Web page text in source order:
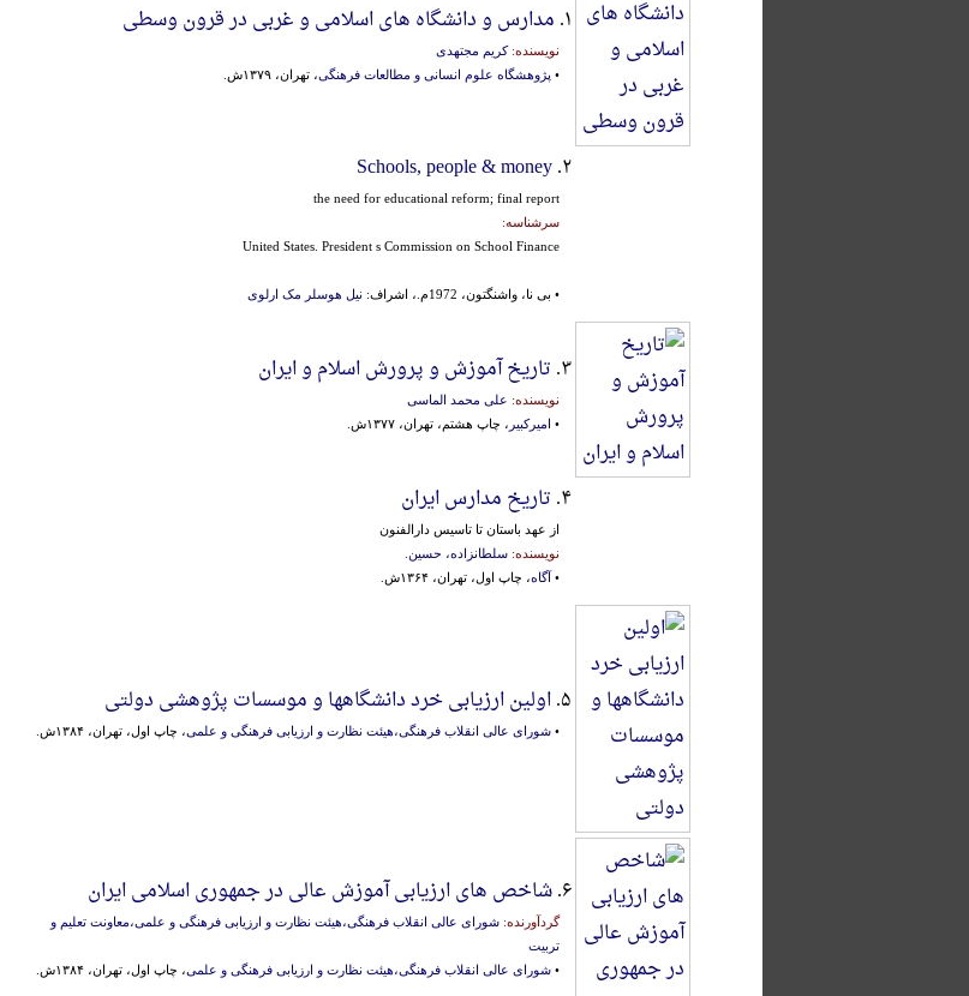
۱. مدارس و دانشگاه های اسلامی و غربی در قرون وسطی
نویسنده:کریم مجتهدی
• پژوهشگاه علوم انسانی و مطالعات فرهنگی، تهران، ۱۳۷۹ش.
۲. Schools, people & money
the need for educational reform; final report
سرشناسه:
United States. President s Commission on School Finance
• بی نا، واشنگتون، 1972م.، اشراف: نیل هوسلر مک ارلوی
۳. تاریخ آموزش و پرورش اسلام و ایران
نویسنده: علی محمد الماسی
• امیرکبیر ، چاپ هشتم، تهران، ۱۳۷۷ش.
۴. تاریخ مدارس ایران
از عهد باستان تا تاسیس دارالفنون
نویسنده: سلطانزاده، حسین.
• آگاه، چاپ اول، تهران، ۱۳۶۴ش.
۵. اولین ارزیابی خرد دانشگاهها و موسسات پژوهشی دولتی
• شورای عالی انقلاب فرهنگی،هیئت‌ نظارت‌ و ارزیابی‌ فرهنگی‌ و علمی‌، چاپ اول، تهران، ۱۳۸۴ش.
۶. شاخص های ارزیابی آموزش عالی در جمهوری اسلامی ایران
گردآورنده: شورای عالی انقلاب فرهنگی،هیئت‌ نظارت‌ و ارزیابی‌ فرهنگی‌ و علمی‌،معاونت‌ تعلیم‌ و
تربیت‌
• شورای عالی انقلاب فرهنگی،هیئت‌ نظارت‌ و ارزیابی‌ فرهنگی‌ و علمی‌، چاپ اول، تهران، ۱۳۸۴ش.